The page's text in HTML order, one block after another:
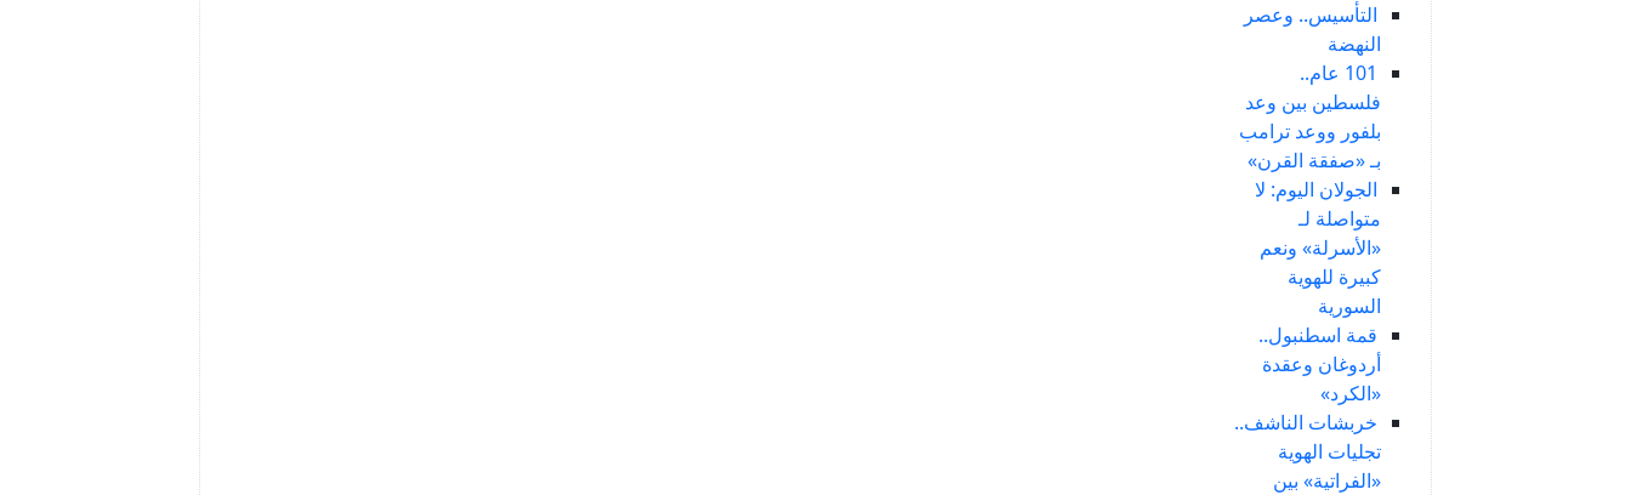
التأسيس.. وعصر
النهضة
101 عام..
فلسطين بين وعد
بلفور ووعد ترامب
بـ «صفقة القرن»
الجولان اليوم: لا
متواصلة لـ
«الأسرلة» ونعم
كبيرة للهوية
السورية
قمة اسطنبول..
أردوغان وعقدة
«الكرد»
خربشات الناشف..
تجليات الهوية
«الفراتية» بين